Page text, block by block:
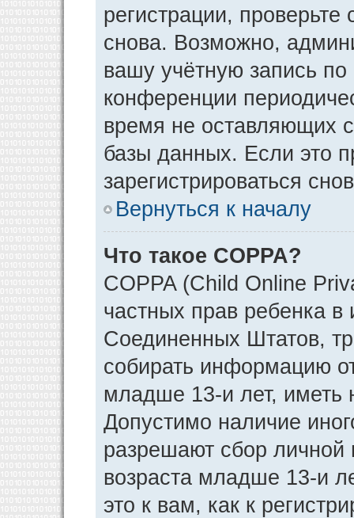
регистрации,
снова. Возможно,
вашу учётную запись
конференции
время не оставляющих
базы данных. Если это
зарегистрироваться
Вернуться к началу
Что такое COPPA?
COPPA (Child Online
частных прав ребенка в
Соединенных Штатов,
собирать информацию
младше 13-и лет, иметь
Допустимо наличие
разрешают сбор
возраста младше 13-и
это к вам, как к